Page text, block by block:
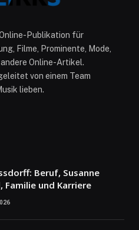
Publikation für
Filme, Prominente, Mode,
Online-Artikel.
von einem Team
lieben.
Beruf, Susanne
Familie und Karriere